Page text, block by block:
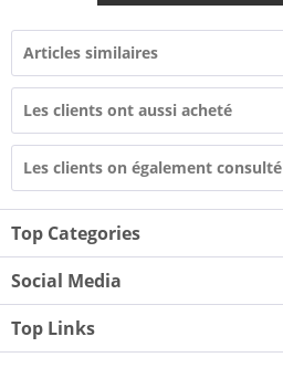
Articles similaires
Les clients ont aussi acheté
Les clients on également consulté
Top Categories
Social Media
Top Links